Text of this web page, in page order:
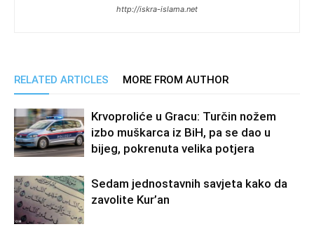
http://iskra-islama.net
RELATED ARTICLES MORE FROM AUTHOR
Krvoproliće u Gracu: Turčin nožem
izbo muškarca iz BiH, pa se dao u
bijeg, pokrenuta velika potjera
Sedam jednostavnih savjeta kako da
zavolite Kur’an